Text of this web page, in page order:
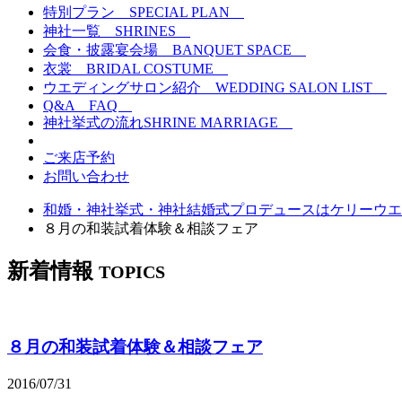
特別プラン SPECIAL PLAN
神社一覧 SHRINES
会食・披露宴会場 BANQUET SPACE
衣裳 BRIDAL COSTUME
ウエディングサロン紹介 WEDDING SALON LIST
Q&A FAQ
神社挙式の流れSHRINE MARRIAGE
ご来店予約
お問い合わせ
和婚・神社挙式・神社結婚式プロデュースはケリーウ
８月の和装試着体験＆相談フェア
新着情報 TOPICS
８月の和装試着体験＆相談フェア
2016/07/31